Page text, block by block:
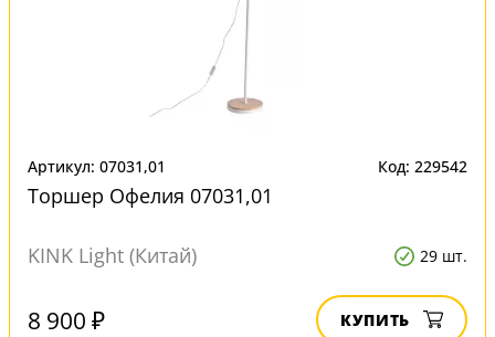
Артикул: 07031,01 Код: 229542
Торшер Офелия 07031,01
KINK Light (Китай) 29 шт.
8 900 ₽ КУПИТЬ